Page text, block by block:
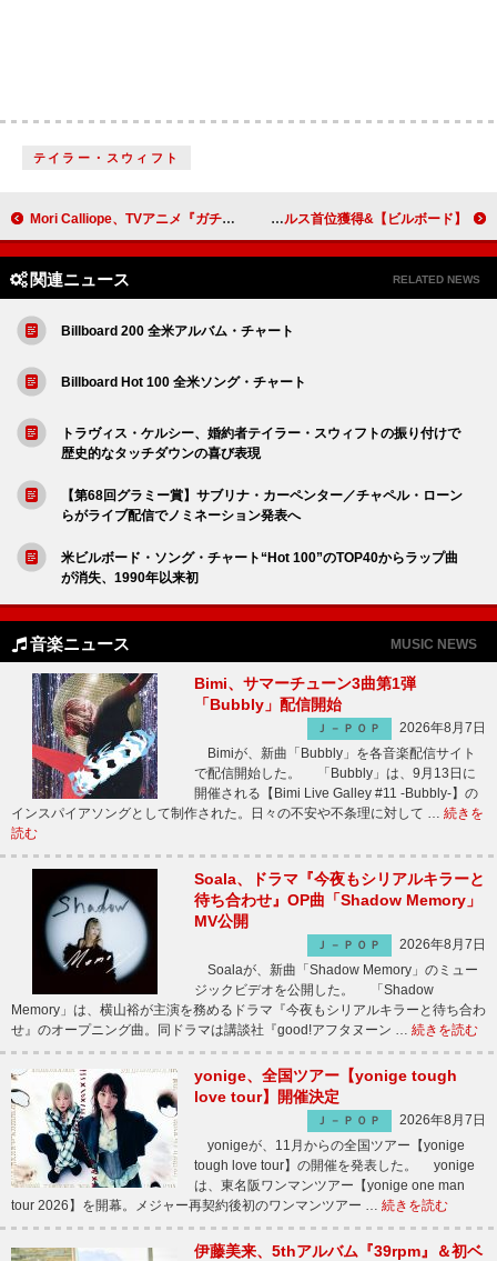
テイラー・スウィフト
Mori Calliope、TVアニメ『ガチアクタ』第2クール主題歌「LET'S JUST CRASH」MV公開 【ビルボード】&TEAM『Back to Life』70.6万枚でアルバムセールス首位獲得
関連ニュース RELATED NEWS
Billboard 200 全米アルバム・チャート
Billboard Hot 100 全米ソング・チャート
トラヴィス・ケルシー、婚約者テイラー・スウィフトの振り付けで
歴史的なタッチダウンの喜び表現
【第68回グラミー賞】サブリナ・カーペンター／チャペル・ローン
らがライブ配信でノミネーション発表へ
米ビルボード・ソング・チャート“Hot 100”のTOP40からラップ曲
が消失、1990年以来初
音楽ニュース MUSIC NEWS
Bimi、サマーチューン3曲第1弾
「Bubbly」配信開始
Ｊ－ＰＯＰ
2026年8月7日
Bimiが、新曲「Bubbly」を各音楽配信サイト
で配信開始した。 「Bubbly」は、9月13日に
開催される【Bimi Live Galley #11 -Bubbly-】の
インスパイアソングとして制作された。日々の不安や不条理に対して … 続きを
読む
Soala、ドラマ『今夜もシリアルキラーと
待ち合わせ』OP曲「Shadow Memory」
MV公開
Ｊ－ＰＯＰ
2026年8月7日
Soalaが、新曲「Shadow Memory」のミュー
ジックビデオを公開した。 「Shadow
Memory」は、横山裕が主演を務めるドラマ『今夜もシリアルキラーと待ち合わ
せ』のオープニング曲。同ドラマは講談社『good!アフタヌーン … 続きを読む
yonige、全国ツアー【yonige tough
love tour】開催決定
Ｊ－ＰＯＰ
2026年8月7日
yonigeが、11月からの全国ツアー【yonige
tough love tour】の開催を発表した。 yonige
は、東名阪ワンマンツアー【yonige one man
tour 2026】を開幕。メジャー再契約後初のワンマンツアー … 続きを読む
伊藤美来、5thアルバム『39rpm』＆初ベ